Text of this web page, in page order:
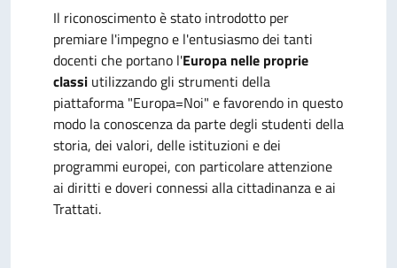
Il riconoscimento è stato introdotto per
premiare l'impegno e l'entusiasmo dei tanti
docenti che portano l'Europa nelle proprie
classi utilizzando gli strumenti della
piattaforma "Europa=Noi" e favorendo in questo
modo la conoscenza da parte degli studenti della
storia, dei valori, delle istituzioni e dei
programmi europei, con particolare attenzione
ai diritti e doveri connessi alla cittadinanza e ai
Trattati.